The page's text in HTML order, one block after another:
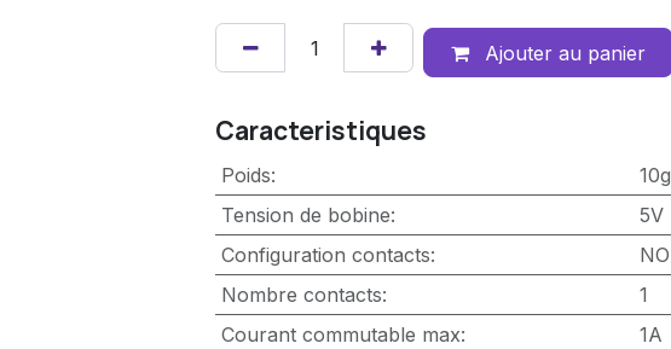
Ajouter au panier
Caracteristiques
Poids:
10g
Tension de bobine:
5V
Configuration contacts:
NO
Nombre contacts:
1
Courant commutable max:
1A